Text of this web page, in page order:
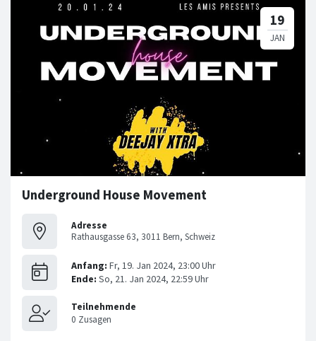
Underground House Movement
Adresse
Rathausgasse 63, 3011 Bern, Schweiz